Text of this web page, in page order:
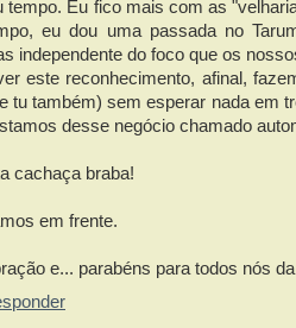
tempo. Eu fico mais com as
eu dou uma passada no
independente do foco que os
este reconhecimento, afinal,
tu também) sem esperar nada em
desse negócio chamado
cachaça braba!
em frente.
e... parabéns para todos nós